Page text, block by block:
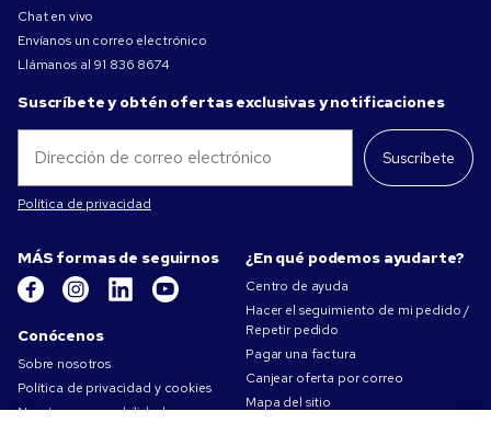
Chat en vivo
Envíanos un correo electrónico
Llámanos al 91 836 8674
Suscríbete y obtén ofertas exclusivas y notificaciones
Suscríbete
Política de privacidad
MÁS formas de seguirnos
Conócenos
Sobre nosotros
Política de privacidad y cookies
Nuestra responsabilidad
¿En qué podemos ayudarte?
Centro de ayuda
Hacer el seguimiento de mi pedido /
Repetir pedido
Pagar una factura
Canjear oferta por correo
Mapa del sitio